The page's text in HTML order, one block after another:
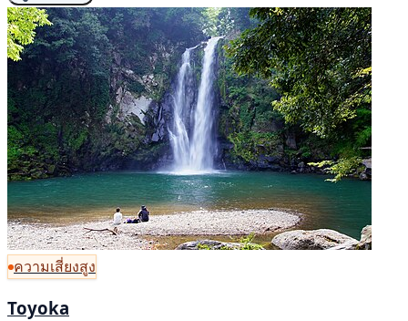
ความเสี่ยงสูง
Toyoka